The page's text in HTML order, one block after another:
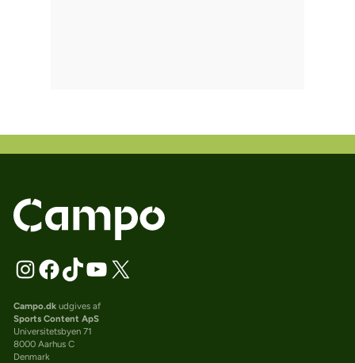
Campo.dkudgives af
Sports Content ApS
Universitetsbyen 71
8000 Aarhus C
Denmark